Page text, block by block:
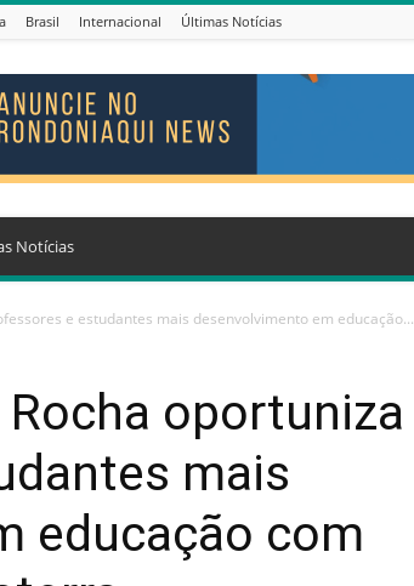
Brasil Internacional Últimas Notícias
Notícias
e estudantes mais desenvolvimento em educação...
oportuniza
mais
educação com